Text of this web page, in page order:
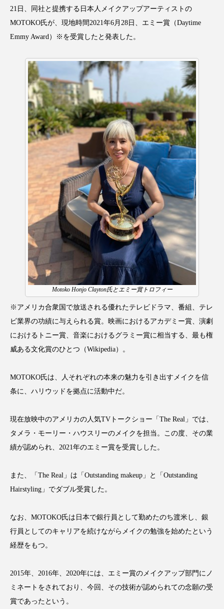
ウェアラブルデバイス
ウェルビーイング エイジングケア
エクソソーム オーガニック
カウンセラー カウンセリング
カカイオイル ガジェット キーワード
クルエルティフリー クレンジング
クローズアップ ケーススタディ
コグニティブヘルス コスト削減
コネクテッド・ビューティ コミュニケーション
コルチゾール サステナビリティ
サステナブル美容 サプライチェーン
サプリ サロンクレンジング サロン戦略
サロン経営 サロン連略 シャネル
スキンケア スキンケア 習慣
スキンケアルーティン ストレス スパ
セラミド保湿 セルフケア
ソーシャルウェルネス ソーシャルコマース
デジタルデトックス デトックス
ドライヤー 温度 髪 ダメージ
ナイトプロテイン ナイトルーティン 金木犀
21日、同社と提携する日本人メイクアップアーティストの
MOTOKO氏が、現地時間2021年6月28日、エミー賞（Daytime
Emmy Award）※を受賞したと発表した。
Motoko Honjo Clayton氏とエミー賞トロフィー
※アメリカ合衆国で放送される優れたテレビドラマ、番組、テレ
ビ業界の功績に与えられる賞。映画におけるアカデミー賞、演劇
におけるトニー賞、音楽におけるグラミー賞に相当する、最も権
威ある文化賞のひとつ（Wikipedia）。
MOTOKO氏は、人それぞれの本来の魅力を引き出すメイクを信
条に、ハリウッドを拠点に活動中だ。
現在放映中のアメリカの人気TVトークショー「The Real」では、
タメラ・モーリー・ハウスリーのメイクを担当。この度、その業
績が認められ、2021年のエミー賞を受賞しした。
また、「The Real」は「Outstanding makeup」と「Outstanding
Hairstyling」でダブル受賞した。
なお、MOTOKO氏は日本で銀行員として勤めたのち渡米し、銀
行員としてのキャリアを続けながらメイクの勉強を始めたという
経歴をもつ。
2015年、2016年、2020年には、エミー賞のメイクアップ部門にノ
ミネートをされており、今回、その技術が認められての念願の受
賞であったという。